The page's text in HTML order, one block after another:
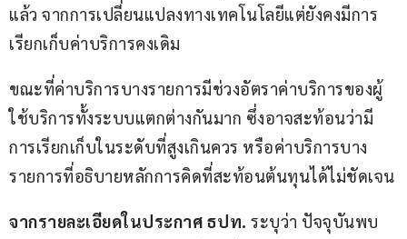
แล้ว จากการเปลี่ยนแปลงทางเทคโนโลยีแต่ยังคงมีการ
เรียกเก็บค่าบริการคงเดิม
ขณะที่ค่าบริการบางรายการมีช่วงอัตราค่าบริการของผู้
ใช้บริการทั้งระบบแตกต่างกันมาก ซึ่งอาจสะท้อนว่ามี
การเรียกเก็บในระดับที่สูงเกินควร หรือค่าบริการบาง
รายการที่อธิบายหลักการคิดที่สะท้อนต้นทุนได้ไม่ชัดเจน
จากรายละเอียดในประกาศ ธปท. ระบุว่า ปัจจุบันพบ